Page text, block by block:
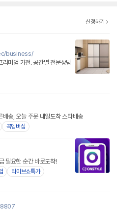
신청하기
business/
리미엄 가전. 공간별 전문상담
송, 오늘 주문 내일도착 스타배송
꼭멤버십
필요한 순간 바로도착!
라이브쇼특가